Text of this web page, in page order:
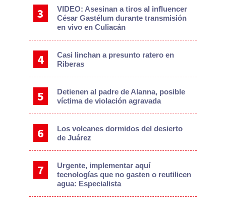
VIDEO: Asesinan a tiros al influencer
César Gastélum durante transmisión
en vivo en Culiacán
Casi linchan a presunto ratero en
Riberas
Detienen al padre de Alanna, posible
víctima de violación agravada
Los volcanes dormidos del desierto
de Juárez
Urgente, implementar aquí
tecnologías que no gasten o reutilicen
agua: Especialista